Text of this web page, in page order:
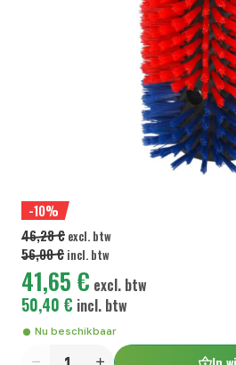
-10%
46,28 € excl. btw
56,00 € incl. btw
41,65 € excl. btw
50,40 € incl. btw
Nu beschikbaar